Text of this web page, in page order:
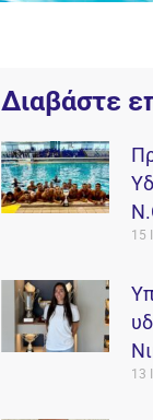
Διαβάστε
15
13